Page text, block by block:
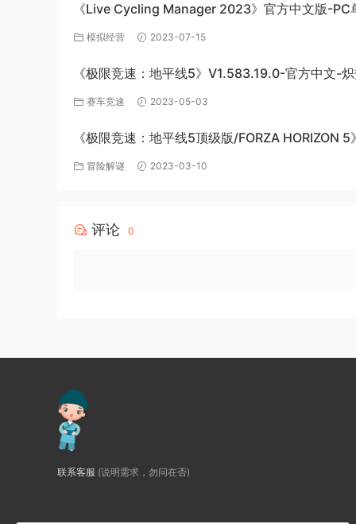
《Live Cycling Manager 2023》官方中文版-PC
戏百度网盘免费下载
模拟经营 2023-07-15
《极限竞速：地平线5》V1.583.19.0-官方中文-
极速绽放+全DLC-PC版百度网盘资源
赛车竞速 2023-05-03
《极限竞速：地平线5顶级版/FORZA HORIZON 5
v1.563.816+全DLC-PC百度网盘资源
冒险解谜 2023-03-10
评论 0
联系客服 (说明需求，勿问在否)